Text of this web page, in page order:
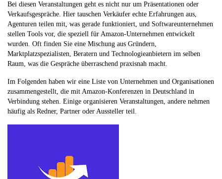
Bei diesen Veranstaltungen geht es nicht nur um Präsentationen oder
Verkaufsgespräche. Hier tauschen Verkäufer echte Erfahrungen aus,
Agenturen teilen mit, was gerade funktioniert, und Softwareunternehmen
stellen Tools vor, die speziell für Amazon-Unternehmen entwickelt
wurden. Oft finden Sie eine Mischung aus Gründern,
Marktplatzspezialisten, Beratern und Technologieanbietern im selben
Raum, was die Gespräche überraschend praxisnah macht.
Im Folgenden haben wir eine Liste von Unternehmen und Organisationen
zusammengestellt, die mit Amazon-Konferenzen in Deutschland in
Verbindung stehen. Einige organisieren Veranstaltungen, andere nehmen
häufig als Redner, Partner oder Aussteller teil.